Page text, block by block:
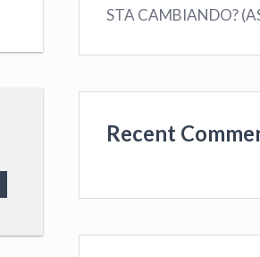
STA CAMBIANDO?
Recent